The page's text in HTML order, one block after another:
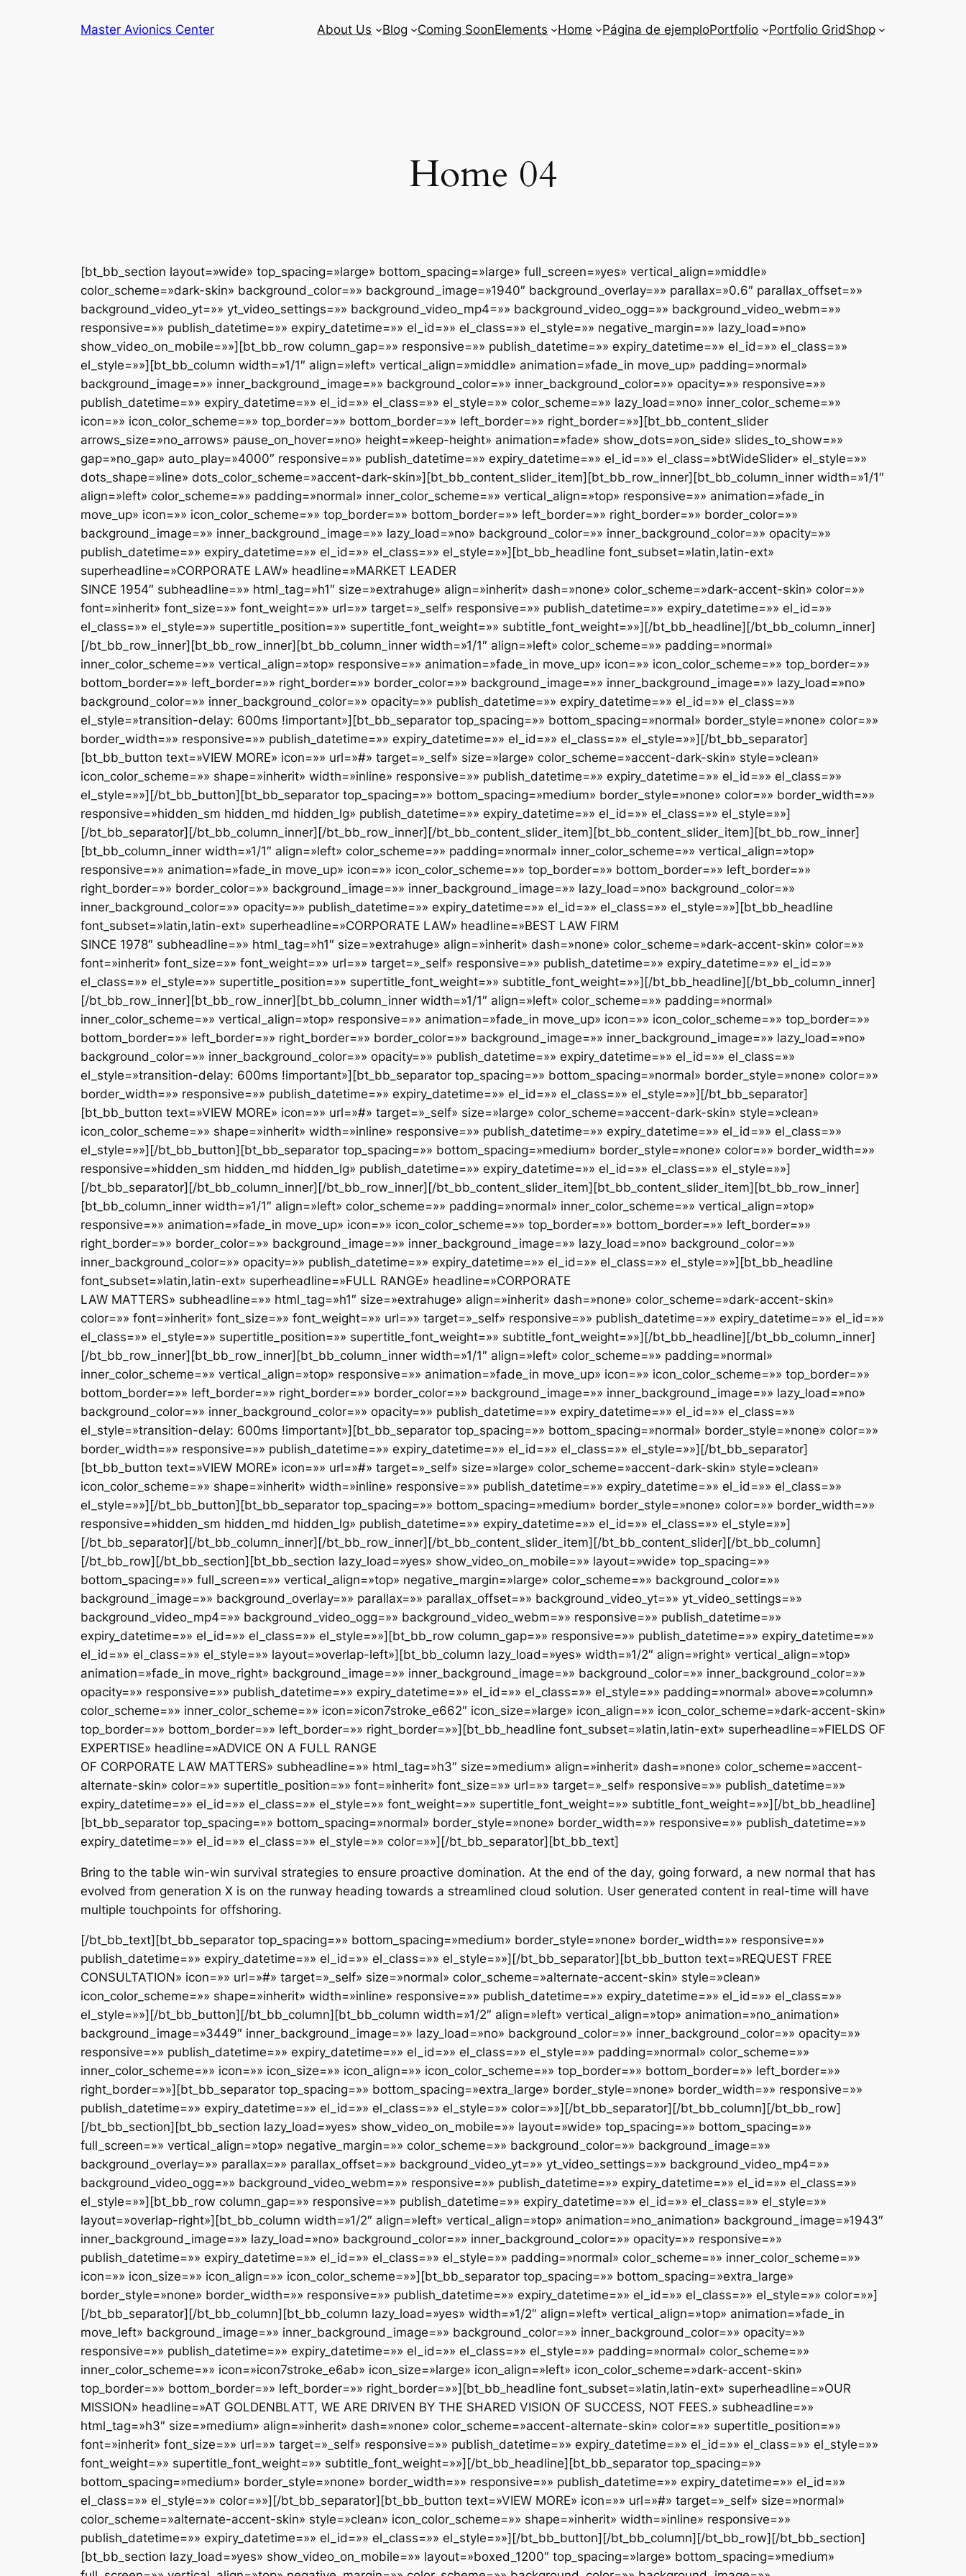
Master Avionics Center About Us Blog Coming SoonElements Home Página de ejemploPortfolio Portfolio GridShop
Home 04
[bt_bb_section layout=»wide» top_spacing=»large» bottom_spacing=»large» full_screen=»yes» vertical_align=»middle»
color_scheme=»dark-skin» background_color=»» background_image=»1940″ background_overlay=»» parallax=»0.6″ parallax_offset=»»
background_video_yt=»» yt_video_settings=»» background_video_mp4=»» background_video_ogg=»» background_video_webm=»»
responsive=»» publish_datetime=»» expiry_datetime=»» el_id=»» el_class=»» el_style=»» negative_margin=»» lazy_load=»no»
show_video_on_mobile=»»][bt_bb_row column_gap=»» responsive=»» publish_datetime=»» expiry_datetime=»» el_id=»» el_class=»»
el_style=»»][bt_bb_column width=»1/1″ align=»left» vertical_align=»middle» animation=»fade_in move_up» padding=»normal»
background_image=»» inner_background_image=»» background_color=»» inner_background_color=»» opacity=»» responsive=»»
publish_datetime=»» expiry_datetime=»» el_id=»» el_class=»» el_style=»» color_scheme=»» lazy_load=»no» inner_color_scheme=»»
icon=»» icon_color_scheme=»» top_border=»» bottom_border=»» left_border=»» right_border=»»][bt_bb_content_slider
arrows_size=»no_arrows» pause_on_hover=»no» height=»keep-height» animation=»fade» show_dots=»on_side» slides_to_show=»»
gap=»no_gap» auto_play=»4000″ responsive=»» publish_datetime=»» expiry_datetime=»» el_id=»» el_class=»btWideSlider» el_style=»»
dots_shape=»line» dots_color_scheme=»accent-dark-skin»][bt_bb_content_slider_item][bt_bb_row_inner][bt_bb_column_inner width=»1/1″
align=»left» color_scheme=»» padding=»normal» inner_color_scheme=»» vertical_align=»top» responsive=»» animation=»fade_in
move_up» icon=»» icon_color_scheme=»» top_border=»» bottom_border=»» left_border=»» right_border=»» border_color=»»
background_image=»» inner_background_image=»» lazy_load=»no» background_color=»» inner_background_color=»» opacity=»»
publish_datetime=»» expiry_datetime=»» el_id=»» el_class=»» el_style=»»][bt_bb_headline font_subset=»latin,latin-ext»
superheadline=»CORPORATE LAW» headline=»MARKET LEADER
SINCE 1954″ subheadline=»» html_tag=»h1″ size=»extrahuge» align=»inherit» dash=»none» color_scheme=»dark-accent-skin» color=»»
font=»inherit» font_size=»» font_weight=»» url=»» target=»_self» responsive=»» publish_datetime=»» expiry_datetime=»» el_id=»»
el_class=»» el_style=»» supertitle_position=»» supertitle_font_weight=»» subtitle_font_weight=»»][/bt_bb_headline][/bt_bb_column_inner]
[/bt_bb_row_inner][bt_bb_row_inner][bt_bb_column_inner width=»1/1″ align=»left» color_scheme=»» padding=»normal»
inner_color_scheme=»» vertical_align=»top» responsive=»» animation=»fade_in move_up» icon=»» icon_color_scheme=»» top_border=»»
bottom_border=»» left_border=»» right_border=»» border_color=»» background_image=»» inner_background_image=»» lazy_load=»no»
background_color=»» inner_background_color=»» opacity=»» publish_datetime=»» expiry_datetime=»» el_id=»» el_class=»»
el_style=»transition-delay: 600ms !important»][bt_bb_separator top_spacing=»» bottom_spacing=»normal» border_style=»none» color=»»
border_width=»» responsive=»» publish_datetime=»» expiry_datetime=»» el_id=»» el_class=»» el_style=»»][/bt_bb_separator]
[bt_bb_button text=»VIEW MORE» icon=»» url=»#» target=»_self» size=»large» color_scheme=»accent-dark-skin» style=»clean»
icon_color_scheme=»» shape=»inherit» width=»inline» responsive=»» publish_datetime=»» expiry_datetime=»» el_id=»» el_class=»»
el_style=»»][/bt_bb_button][bt_bb_separator top_spacing=»» bottom_spacing=»medium» border_style=»none» color=»» border_width=»»
responsive=»hidden_sm hidden_md hidden_lg» publish_datetime=»» expiry_datetime=»» el_id=»» el_class=»» el_style=»»]
[/bt_bb_separator][/bt_bb_column_inner][/bt_bb_row_inner][/bt_bb_content_slider_item][bt_bb_content_slider_item][bt_bb_row_inner]
[bt_bb_column_inner width=»1/1″ align=»left» color_scheme=»» padding=»normal» inner_color_scheme=»» vertical_align=»top»
responsive=»» animation=»fade_in move_up» icon=»» icon_color_scheme=»» top_border=»» bottom_border=»» left_border=»»
right_border=»» border_color=»» background_image=»» inner_background_image=»» lazy_load=»no» background_color=»»
inner_background_color=»» opacity=»» publish_datetime=»» expiry_datetime=»» el_id=»» el_class=»» el_style=»»][bt_bb_headline
font_subset=»latin,latin-ext» superheadline=»CORPORATE LAW» headline=»BEST LAW FIRM
SINCE 1978″ subheadline=»» html_tag=»h1″ size=»extrahuge» align=»inherit» dash=»none» color_scheme=»dark-accent-skin» color=»»
font=»inherit» font_size=»» font_weight=»» url=»» target=»_self» responsive=»» publish_datetime=»» expiry_datetime=»» el_id=»»
el_class=»» el_style=»» supertitle_position=»» supertitle_font_weight=»» subtitle_font_weight=»»][/bt_bb_headline][/bt_bb_column_inner]
[/bt_bb_row_inner][bt_bb_row_inner][bt_bb_column_inner width=»1/1″ align=»left» color_scheme=»» padding=»normal»
inner_color_scheme=»» vertical_align=»top» responsive=»» animation=»fade_in move_up» icon=»» icon_color_scheme=»» top_border=»»
bottom_border=»» left_border=»» right_border=»» border_color=»» background_image=»» inner_background_image=»» lazy_load=»no»
background_color=»» inner_background_color=»» opacity=»» publish_datetime=»» expiry_datetime=»» el_id=»» el_class=»»
el_style=»transition-delay: 600ms !important»][bt_bb_separator top_spacing=»» bottom_spacing=»normal» border_style=»none» color=»»
border_width=»» responsive=»» publish_datetime=»» expiry_datetime=»» el_id=»» el_class=»» el_style=»»][/bt_bb_separator]
[bt_bb_button text=»VIEW MORE» icon=»» url=»#» target=»_self» size=»large» color_scheme=»accent-dark-skin» style=»clean»
icon_color_scheme=»» shape=»inherit» width=»inline» responsive=»» publish_datetime=»» expiry_datetime=»» el_id=»» el_class=»»
el_style=»»][/bt_bb_button][bt_bb_separator top_spacing=»» bottom_spacing=»medium» border_style=»none» color=»» border_width=»»
responsive=»hidden_sm hidden_md hidden_lg» publish_datetime=»» expiry_datetime=»» el_id=»» el_class=»» el_style=»»]
[/bt_bb_separator][/bt_bb_column_inner][/bt_bb_row_inner][/bt_bb_content_slider_item][bt_bb_content_slider_item][bt_bb_row_inner]
[bt_bb_column_inner width=»1/1″ align=»left» color_scheme=»» padding=»normal» inner_color_scheme=»» vertical_align=»top»
responsive=»» animation=»fade_in move_up» icon=»» icon_color_scheme=»» top_border=»» bottom_border=»» left_border=»»
right_border=»» border_color=»» background_image=»» inner_background_image=»» lazy_load=»no» background_color=»»
inner_background_color=»» opacity=»» publish_datetime=»» expiry_datetime=»» el_id=»» el_class=»» el_style=»»][bt_bb_headline
font_subset=»latin,latin-ext» superheadline=»FULL RANGE» headline=»CORPORATE
LAW MATTERS» subheadline=»» html_tag=»h1″ size=»extrahuge» align=»inherit» dash=»none» color_scheme=»dark-accent-skin»
color=»» font=»inherit» font_size=»» font_weight=»» url=»» target=»_self» responsive=»» publish_datetime=»» expiry_datetime=»» el_id=»»
el_class=»» el_style=»» supertitle_position=»» supertitle_font_weight=»» subtitle_font_weight=»»][/bt_bb_headline][/bt_bb_column_inner]
[/bt_bb_row_inner][bt_bb_row_inner][bt_bb_column_inner width=»1/1″ align=»left» color_scheme=»» padding=»normal»
inner_color_scheme=»» vertical_align=»top» responsive=»» animation=»fade_in move_up» icon=»» icon_color_scheme=»» top_border=»»
bottom_border=»» left_border=»» right_border=»» border_color=»» background_image=»» inner_background_image=»» lazy_load=»no»
background_color=»» inner_background_color=»» opacity=»» publish_datetime=»» expiry_datetime=»» el_id=»» el_class=»»
el_style=»transition-delay: 600ms !important»][bt_bb_separator top_spacing=»» bottom_spacing=»normal» border_style=»none» color=»»
border_width=»» responsive=»» publish_datetime=»» expiry_datetime=»» el_id=»» el_class=»» el_style=»»][/bt_bb_separator]
[bt_bb_button text=»VIEW MORE» icon=»» url=»#» target=»_self» size=»large» color_scheme=»accent-dark-skin» style=»clean»
icon_color_scheme=»» shape=»inherit» width=»inline» responsive=»» publish_datetime=»» expiry_datetime=»» el_id=»» el_class=»»
el_style=»»][/bt_bb_button][bt_bb_separator top_spacing=»» bottom_spacing=»medium» border_style=»none» color=»» border_width=»»
responsive=»hidden_sm hidden_md hidden_lg» publish_datetime=»» expiry_datetime=»» el_id=»» el_class=»» el_style=»»]
[/bt_bb_separator][/bt_bb_column_inner][/bt_bb_row_inner][/bt_bb_content_slider_item][/bt_bb_content_slider][/bt_bb_column]
[/bt_bb_row][/bt_bb_section][bt_bb_section lazy_load=»yes» show_video_on_mobile=»» layout=»wide» top_spacing=»»
bottom_spacing=»» full_screen=»» vertical_align=»top» negative_margin=»large» color_scheme=»» background_color=»»
background_image=»» background_overlay=»» parallax=»» parallax_offset=»» background_video_yt=»» yt_video_settings=»»
background_video_mp4=»» background_video_ogg=»» background_video_webm=»» responsive=»» publish_datetime=»»
expiry_datetime=»» el_id=»» el_class=»» el_style=»»][bt_bb_row column_gap=»» responsive=»» publish_datetime=»» expiry_datetime=»»
el_id=»» el_class=»» el_style=»» layout=»overlap-left»][bt_bb_column lazy_load=»yes» width=»1/2″ align=»right» vertical_align=»top»
animation=»fade_in move_right» background_image=»» inner_background_image=»» background_color=»» inner_background_color=»»
opacity=»» responsive=»» publish_datetime=»» expiry_datetime=»» el_id=»» el_class=»» el_style=»» padding=»normal» above=»column»
color_scheme=»» inner_color_scheme=»» icon=»icon7stroke_e662″ icon_size=»large» icon_align=»» icon_color_scheme=»dark-accent-skin»
top_border=»» bottom_border=»» left_border=»» right_border=»»][bt_bb_headline font_subset=»latin,latin-ext» superheadline=»FIELDS OF
EXPERTISE» headline=»ADVICE ON A FULL RANGE
OF CORPORATE LAW MATTERS» subheadline=»» html_tag=»h3″ size=»medium» align=»inherit» dash=»none» color_scheme=»accent-
alternate-skin» color=»» supertitle_position=»» font=»inherit» font_size=»» url=»» target=»_self» responsive=»» publish_datetime=»»
expiry_datetime=»» el_id=»» el_class=»» el_style=»» font_weight=»» supertitle_font_weight=»» subtitle_font_weight=»»][/bt_bb_headline]
[bt_bb_separator top_spacing=»» bottom_spacing=»normal» border_style=»none» border_width=»» responsive=»» publish_datetime=»»
expiry_datetime=»» el_id=»» el_class=»» el_style=»» color=»»][/bt_bb_separator][bt_bb_text]
Bring to the table win-win survival strategies to ensure proactive domination. At the end of the day, going forward, a new normal that has
evolved from generation X is on the runway heading towards a streamlined cloud solution. User generated content in real-time will have
multiple touchpoints for offshoring.
[/bt_bb_text][bt_bb_separator top_spacing=»» bottom_spacing=»medium» border_style=»none» border_width=»» responsive=»»
publish_datetime=»» expiry_datetime=»» el_id=»» el_class=»» el_style=»»][/bt_bb_separator][bt_bb_button text=»REQUEST FREE
CONSULTATION» icon=»» url=»#» target=»_self» size=»normal» color_scheme=»alternate-accent-skin» style=»clean»
icon_color_scheme=»» shape=»inherit» width=»inline» responsive=»» publish_datetime=»» expiry_datetime=»» el_id=»» el_class=»»
el_style=»»][/bt_bb_button][/bt_bb_column][bt_bb_column width=»1/2″ align=»left» vertical_align=»top» animation=»no_animation»
background_image=»3449″ inner_background_image=»» lazy_load=»no» background_color=»» inner_background_color=»» opacity=»»
responsive=»» publish_datetime=»» expiry_datetime=»» el_id=»» el_class=»» el_style=»» padding=»normal» color_scheme=»»
inner_color_scheme=»» icon=»» icon_size=»» icon_align=»» icon_color_scheme=»» top_border=»» bottom_border=»» left_border=»»
right_border=»»][bt_bb_separator top_spacing=»» bottom_spacing=»extra_large» border_style=»none» border_width=»» responsive=»»
publish_datetime=»» expiry_datetime=»» el_id=»» el_class=»» el_style=»» color=»»][/bt_bb_separator][/bt_bb_column][/bt_bb_row]
[/bt_bb_section][bt_bb_section lazy_load=»yes» show_video_on_mobile=»» layout=»wide» top_spacing=»» bottom_spacing=»»
full_screen=»» vertical_align=»top» negative_margin=»» color_scheme=»» background_color=»» background_image=»»
background_overlay=»» parallax=»» parallax_offset=»» background_video_yt=»» yt_video_settings=»» background_video_mp4=»»
background_video_ogg=»» background_video_webm=»» responsive=»» publish_datetime=»» expiry_datetime=»» el_id=»» el_class=»»
el_style=»»][bt_bb_row column_gap=»» responsive=»» publish_datetime=»» expiry_datetime=»» el_id=»» el_class=»» el_style=»»
layout=»overlap-right»][bt_bb_column width=»1/2″ align=»left» vertical_align=»top» animation=»no_animation» background_image=»1943″
inner_background_image=»» lazy_load=»no» background_color=»» inner_background_color=»» opacity=»» responsive=»»
publish_datetime=»» expiry_datetime=»» el_id=»» el_class=»» el_style=»» padding=»normal» color_scheme=»» inner_color_scheme=»»
icon=»» icon_size=»» icon_align=»» icon_color_scheme=»»][bt_bb_separator top_spacing=»» bottom_spacing=»extra_large»
border_style=»none» border_width=»» responsive=»» publish_datetime=»» expiry_datetime=»» el_id=»» el_class=»» el_style=»» color=»»]
[/bt_bb_separator][/bt_bb_column][bt_bb_column lazy_load=»yes» width=»1/2″ align=»left» vertical_align=»top» animation=»fade_in
move_left» background_image=»» inner_background_image=»» background_color=»» inner_background_color=»» opacity=»»
responsive=»» publish_datetime=»» expiry_datetime=»» el_id=»» el_class=»» el_style=»» padding=»normal» color_scheme=»»
inner_color_scheme=»» icon=»icon7stroke_e6ab» icon_size=»large» icon_align=»left» icon_color_scheme=»dark-accent-skin»
top_border=»» bottom_border=»» left_border=»» right_border=»»][bt_bb_headline font_subset=»latin,latin-ext» superheadline=»OUR
MISSION» headline=»AT GOLDENBLATT, WE ARE DRIVEN BY THE SHARED VISION OF SUCCESS, NOT FEES.» subheadline=»»
html_tag=»h3″ size=»medium» align=»inherit» dash=»none» color_scheme=»accent-alternate-skin» color=»» supertitle_position=»»
font=»inherit» font_size=»» url=»» target=»_self» responsive=»» publish_datetime=»» expiry_datetime=»» el_id=»» el_class=»» el_style=»»
font_weight=»» supertitle_font_weight=»» subtitle_font_weight=»»][/bt_bb_headline][bt_bb_separator top_spacing=»»
bottom_spacing=»medium» border_style=»none» border_width=»» responsive=»» publish_datetime=»» expiry_datetime=»» el_id=»»
el_class=»» el_style=»» color=»»][/bt_bb_separator][bt_bb_button text=»VIEW MORE» icon=»» url=»#» target=»_self» size=»normal»
color_scheme=»alternate-accent-skin» style=»clean» icon_color_scheme=»» shape=»inherit» width=»inline» responsive=»»
publish_datetime=»» expiry_datetime=»» el_id=»» el_class=»» el_style=»»][/bt_bb_button][/bt_bb_column][/bt_bb_row][/bt_bb_section]
[bt_bb_section lazy_load=»yes» show_video_on_mobile=»» layout=»boxed_1200″ top_spacing=»large» bottom_spacing=»medium»